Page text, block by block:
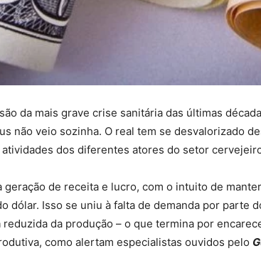
da mais grave crise sanitária das últimas
não veio sozinha. O real tem se desvalorizado
dos diferentes atores do setor
de receita e lucro, com o intuito de
dólar. Isso se uniu à falta de demanda por parte
da produção – o que termina por
como alertam especialistas ouvidos pelo